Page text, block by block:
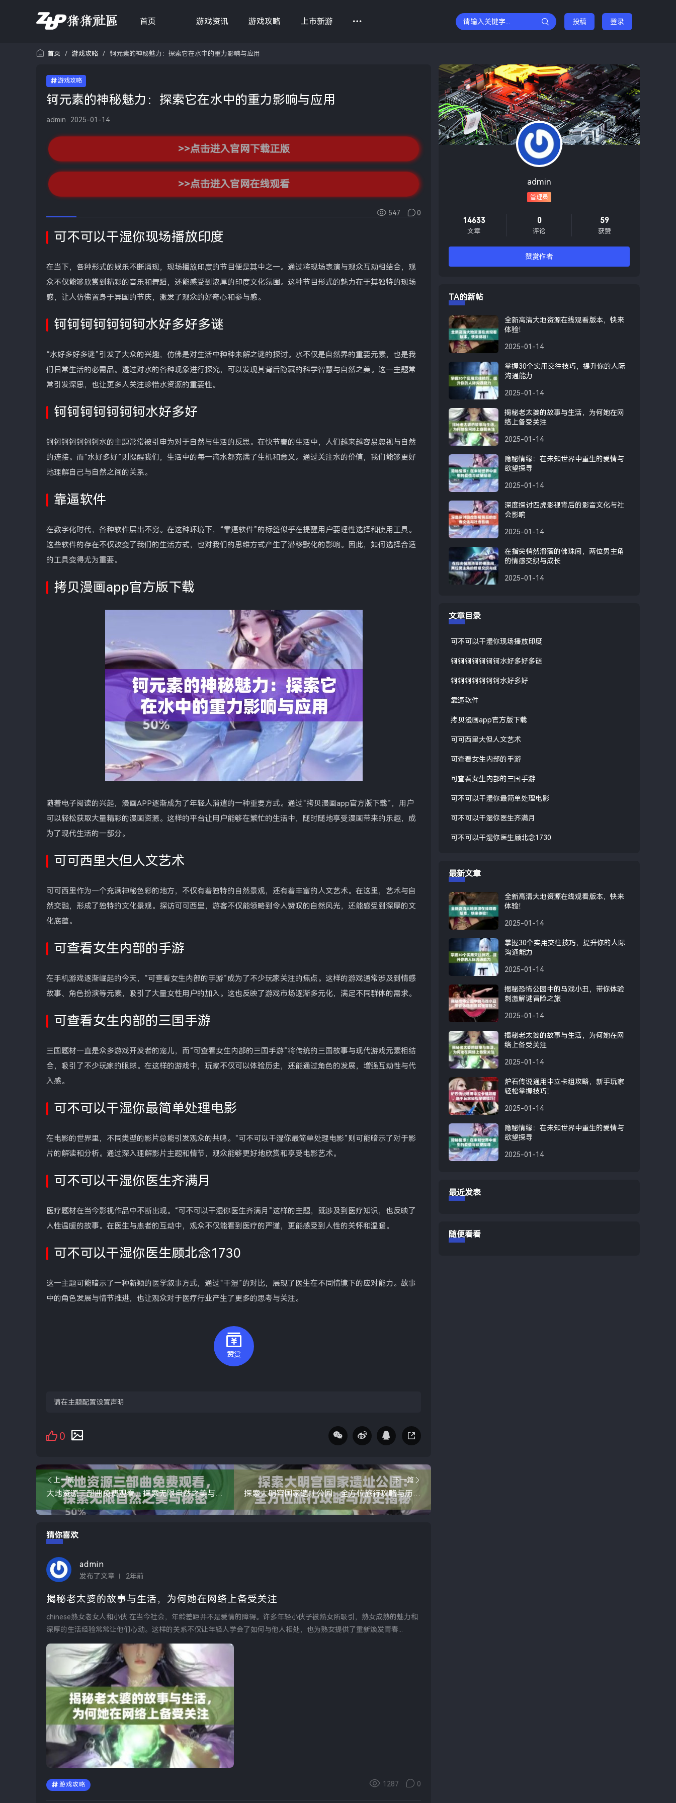
首页 游戏资讯 游戏攻略 上市新游 投稿 登录
首页 / 游戏攻略 / 钶元素的神秘魅力：探索它在水中的重力影响与应用
游戏攻略
钶元素的神秘魅力：探索它在水中的重力影响与应用
admin 2025-01-14
>>点击进入官网下载正版
>>点击进入官网在线观看
547 0
可不可以干湿你现场播放印度
在当下，各种形式的娱乐不断涌现，现场播放印度的节目便是其中之一。通过将现场表演与观众互动相结合，观
众不仅能够欣赏到精彩的音乐和舞蹈，还能感受到浓厚的印度文化氛围。这种节目形式的魅力在于其独特的现场
感，让人仿佛置身于异国的节庆，激发了观众的好奇心和参与感。
钶钶钶钶钶钶钶水好多好多谜
“水好多好多谜”引发了大众的兴趣，仿佛是对生活中种种未解之谜的探讨。水不仅是自然界的重要元素，也是我
们日常生活的必需品。透过对水的各种现象进行探究，可以发现其背后隐藏的科学智慧与自然之美。这一主题常
常引发深思，也让更多人关注珍惜水资源的重要性。
钶钶钶钶钶钶钶水好多好
钶钶钶钶钶钶钶水的主题常常被引申为对于自然与生活的反思。在快节奏的生活中，人们越来越容易忽视与自然
的连接。而“水好多好”则提醒我们，生活中的每一滴水都充满了生机和意义。通过关注水的价值，我们能够更好
地理解自己与自然之间的关系。
靠逼软件
在数字化时代，各种软件层出不穷。在这种环境下，“靠逼软件”的标签似乎在提醒用户要理性选择和使用工具。
这些软件的存在不仅改变了我们的生活方式，也对我们的思维方式产生了潜移默化的影响。因此，如何选择合适
的工具变得尤为重要。
拷贝漫画app官方版下载
随着电子阅读的兴起，漫画APP逐渐成为了年轻人消遣的一种重要方式。通过“拷贝漫画app官方版下载”，用户
可以轻松获取大量精彩的漫画资源。这样的平台让用户能够在繁忙的生活中，随时随地享受漫画带来的乐趣，成
为了现代生活的一部分。
可可西里大但人文艺术
可可西里作为一个充满神秘色彩的地方，不仅有着独特的自然景观，还有着丰富的人文艺术。在这里，艺术与自
然交融，形成了独特的文化景观。探访可可西里，游客不仅能领略到令人赞叹的自然风光，还能感受到深厚的文
化底蕴。
可查看女生内部的手游
在手机游戏逐渐崛起的今天，“可查看女生内部的手游”成为了不少玩家关注的焦点。这样的游戏通常涉及到情感
故事、角色扮演等元素，吸引了大量女性用户的加入。这也反映了游戏市场逐渐多元化，满足不同群体的需求。
可查看女生内部的三国手游
三国题材一直是众多游戏开发者的宠儿，而“可查看女生内部的三国手游”将传统的三国故事与现代游戏元素相结
合，吸引了不少玩家的眼球。在这样的游戏中，玩家不仅可以体验历史，还能通过角色的发展，增强互动性与代
入感。
可不可以干湿你最简单处理电影
在电影的世界里，不同类型的影片总能引发观众的共鸣。“可不可以干湿你最简单处理电影”则可能暗示了对于影
片的解读和分析。通过深入理解影片主题和情节，观众能够更好地欣赏和享受电影艺术。
可不可以干湿你医生齐满月
医疗题材在当今影视作品中不断出现。“可不可以干湿你医生齐满月”这样的主题，既涉及到医疗知识，也反映了
人性温暖的故事。在医生与患者的互动中，观众不仅能看到医疗的严谨，更能感受到人性的关怀和温暖。
可不可以干湿你医生顾北念1730
这一主题可能暗示了一种新颖的医学叙事方式，通过“干湿”的对比，展现了医生在不同情境下的应对能力。故事
中的角色发展与情节推进，也让观众对于医疗行业产生了更多的思考与关注。
赞赏
请在主题配置设置声明
0
上一篇
大地资源三部曲免费观看，探索无限自然之美与秘密
下一篇
探索大明宫国家遗址公园：全方位旅行攻略与历史揭秘
猜你喜欢
admin
发布了文章 2年前
揭秘老太婆的故事与生活，为何她在网络上备受关注
chinese熟女老女人和小伙 在当今社会，年龄差距并不是爱情的障碍。许多年轻小伙子被熟女所吸引，熟女成熟的魅力和
深厚的生活经验常常让他们心动。这样的关系不仅让年轻人学会了如何与他人相处，也为熟女提供了重新焕发青春...
游戏攻略 1287 0
admin
管理员
14633
文章
0
评论
59
获赞
赞赏作者
TA的新帖
全新高清大地资源在线观看版本，快来
体验！
2025-01-14
掌握30个实用交往技巧，提升你的人际
沟通能力
2025-01-14
揭秘老太婆的故事与生活，为何她在网
络上备受关注
2025-01-14
隐秘情缘：在未知世界中重生的爱情与
欲望探寻
2025-01-14
深度探讨四虎影视背后的影音文化与社
会影响
2025-01-14
在指尖悄然滑落的佛珠间，两位男主角
的情感交织与成长
2025-01-14
文章目录
可不可以干湿你现场播放印度
钶钶钶钶钶钶钶水好多好多谜
钶钶钶钶钶钶钶水好多好
靠逼软件
拷贝漫画app官方版下载
可可西里大但人文艺术
可查看女生内部的手游
可查看女生内部的三国手游
可不可以干湿你最简单处理电影
可不可以干湿你医生齐满月
可不可以干湿你医生顾北念1730
最新文章
全新高清大地资源在线观看版本，快来
体验！
2025-01-14
掌握30个实用交往技巧，提升你的人际
沟通能力
2025-01-14
揭秘恐怖公园中的马戏小丑，带你体验
刺激解谜冒险之旅
2025-01-14
揭秘老太婆的故事与生活，为何她在网
络上备受关注
2025-01-14
炉石传说通用中立卡组攻略，新手玩家
轻松掌握技巧！
2025-01-14
隐秘情缘：在未知世界中重生的爱情与
欲望探寻
2025-01-14
最近发表
随便看看